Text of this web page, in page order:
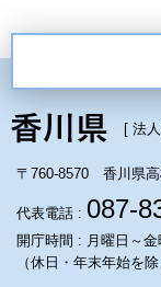
[ 法
〒760-8570 香川県高
代表電話 : 087-
開庁時間 : 月曜日～
（休日・年末年始を除